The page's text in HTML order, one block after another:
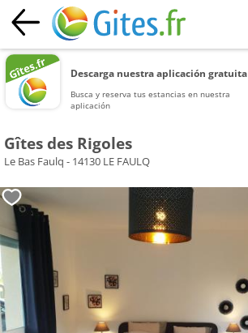
Descarga nuestra aplicación gratuita
Busca y reserva tus estancias en nuestra
aplicación
Gîtes des Rigoles
Le Bas Faulq - 14130 LE FAULQ